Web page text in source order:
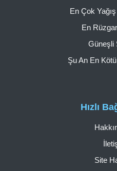
Hızlı
Site
En Çok
En
Güneşli
Şu An En